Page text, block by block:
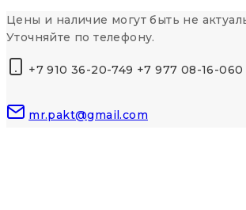
Перейти
к
Цены и наличие могут быть не
Уточняйте по телефону.
+7 910 36-20-749 +7 977 08-16-060
mr.pakt@gmail.com